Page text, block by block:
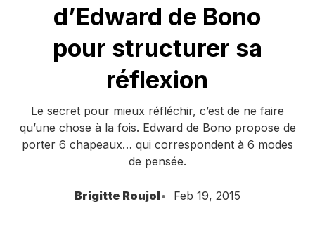
d’Edward de Bono
pour structurer sa
réflexion
Le secret pour mieux réfléchir, c’est de ne faire
qu’une chose à la fois. Edward de Bono propose de
porter 6 chapeaux… qui correspondent à 6 modes
de pensée.
Brigitte Roujol Feb 19, 2015